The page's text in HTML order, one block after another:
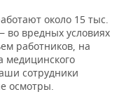
около 15 тыс.
во вредных условиях
работников, на
медицинского
сотрудники
осмотры.